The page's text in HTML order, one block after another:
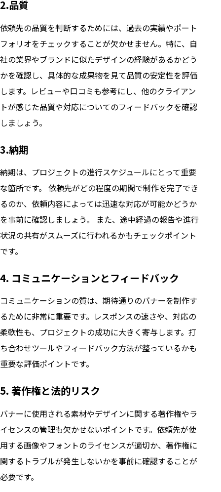
2.品質
依頼先の品質を判断するためには、過去の実績やポート
フォリオをチェックすることが欠かせません。特に、自
社の業界やブランドに似たデザインの経験があるかどう
かを確認し、具体的な成果物を見て品質の安定性を評価
します。レビューや口コミも参考にし、他のクライアン
トが感じた品質や対応についてのフィードバックを確認
しましょう。
3.納期
納期は、プロジェクトの進行スケジュールにとって重要
な箇所です。 依頼先がどの程度の期間で制作を完了でき
るのか、依頼内容によっては迅速な対応が可能かどうか
を事前に確認しましょう。 また、途中経過の報告や進行
状況の共有がスムーズに行われるかもチェックポイント
です。
4. コミュニケーションとフィードバック
コミュニケーションの質は、期待通りのバナーを制作す
るために非常に重要です。レスポンスの速さや、対応の
柔軟性も、プロジェクトの成功に大きく寄与します。打
ち合わせツールやフィードバック方法が整っているかも
重要な評価ポイントです。
5. 著作権と法的リスク
バナーに使用される素材やデザインに関する著作権やラ
イセンスの管理も欠かせないポイントです。依頼先が使
用する画像やフォントのライセンスが適切か、著作権に
関するトラブルが発生しないかを事前に確認することが
必要です。